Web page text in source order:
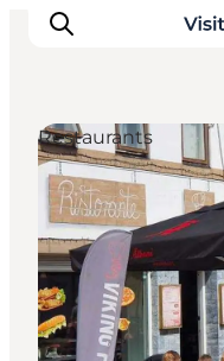
Inspirations
Destinations
Quoi faire
Planifiez votre
Restaurants